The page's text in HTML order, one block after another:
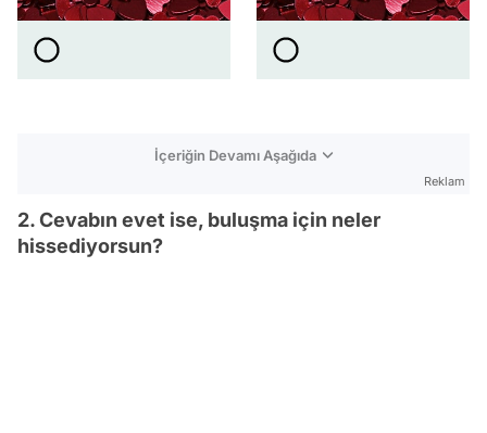
İçeriğin Devamı Aşağıda
Reklam
2. Cevabın evet ise, buluşma için neler
hissediyorsun?